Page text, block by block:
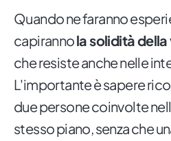
Quando ne faranno
capirannola solidità
che resiste anche nelle
L'importante è sapere
due persone coinvolte
stesso piano, senza che